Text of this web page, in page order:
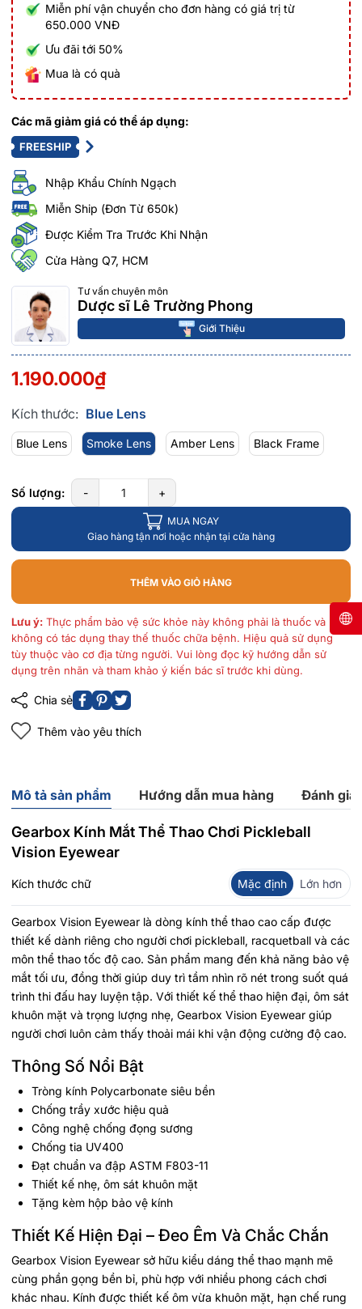
Miễn phí vận chuyển cho đơn hàng có giá trị từ
650.000 VNĐ
Ưu đãi tới 50%
Mua là có quà
Các mã giảm giá có thể áp dụng:
FREESHIP
Nhập Khẩu Chính Ngạch
Miễn Ship (Đơn Từ 650k)
Được Kiểm Tra Trước Khi Nhận
Cửa Hàng Q7, HCM
Tư vấn chuyên môn
Dược sĩ Lê Trường Phong
Giới Thiệu
1.190.000₫
Kích thước: Blue Lens
Blue Lens Smoke Lens Amber Lens Black Frame
Số lượng: - +
MUA NGAY
Giao hàng tận nơi hoặc nhận tại cửa hàng
THÊM VÀO GIỎ HÀNG
Lưu ý: Thực phẩm bảo vệ sức khỏe này không phải là thuốc và
không có tác dụng thay thế thuốc chữa bệnh. Hiệu quả sử dụng
tùy thuộc vào cơ địa từng người. Vui lòng đọc kỹ hướng dẫn sử
dụng trên nhãn và tham khảo ý kiến bác sĩ trước khi dùng.
Chia sẻ
Thêm vào yêu thích
Mô tả sản phẩm Hướng dẫn mua hàng Đánh giá
Gearbox Kính Mắt Thể Thao Chơi Pickleball
Vision Eyewear
Kích thước chữ Mặc định Lớn hơn
Gearbox Vision Eyewear là dòng kính thể thao cao cấp được
thiết kế dành riêng cho người chơi pickleball, racquetball và các
môn thể thao tốc độ cao. Sản phẩm mang đến khả năng bảo vệ
mắt tối ưu, đồng thời giúp duy trì tầm nhìn rõ nét trong suốt quá
trình thi đấu hay luyện tập. Với thiết kế thể thao hiện đại, ôm sát
khuôn mặt và trọng lượng nhẹ, Gearbox Vision Eyewear giúp
người chơi luôn cảm thấy thoải mái khi vận động cường độ cao.
Thông Số Nổi Bật
Tròng kính Polycarbonate siêu bền
Chống trầy xước hiệu quả
Công nghệ chống đọng sương
Chống tia UV400
Đạt chuẩn va đập ASTM F803-11
Thiết kế nhẹ, ôm sát khuôn mặt
Tặng kèm hộp bảo vệ kính
Thiết Kế Hiện Đại – Đeo Êm Và Chắc Chắn
Gearbox Vision Eyewear sở hữu kiểu dáng thể thao mạnh mẽ
cùng phần gọng bền bỉ, phù hợp với nhiều phong cách chơi
khác nhau. Kính được thiết kế ôm vừa khuôn mặt, hạn chế rung